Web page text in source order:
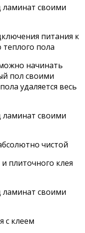
питания к
теплого пола
начинать
пол своими
удаляется весь
чистой
плиточного клея
с клеем